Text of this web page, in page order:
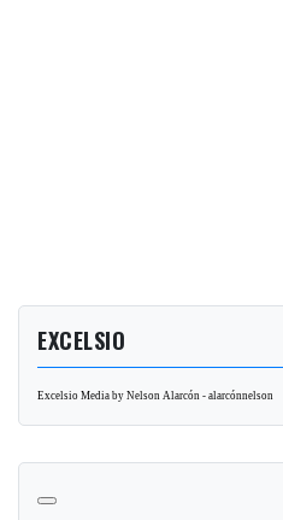
EXCELSIO
Excelsio Media by Nelson Alarcón - alarcónnelson